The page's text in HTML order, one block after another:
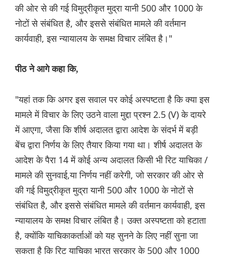
की ओर से की गई विमुद्रीकृत मुद्रा यानी 500 और 1000 के
नोटों से संबंधित है, और इससे संबंधित मामले की वर्तमान
कार्यवाही, इस न्यायालय के समक्ष विचार लंबित है।"
पीठ ने आगे कहा कि,
"यहां तक कि अगर इस सवाल पर कोई अस्पष्टता है कि क्या इस
मामले में विचार के लिए उठने वाला मुद्दा प्रश्न 2.5 (V) के दायरे
में आएगा, जैसा कि शीर्ष अदालत द्वारा आदेश के संदर्भ में बड़ी
बेंच द्वारा निर्णय के लिए तैयार किया गया था। शीर्ष अदालत के
आदेश के पैरा 14 में कोई अन्य अदालत किसी भी रिट याचिका /
मामले की सुनवाई,या निर्णय नहीं करेगी, जो सरकार की ओर से
की गई विमुद्रीकृत मुद्रा यानी 500 और 1000 के नोटों से
संबंधित है, और इससे संबंधित मामले की वर्तमान कार्यवाही, इस
न्यायालय के समक्ष विचार लंबित है। उक्त अस्पष्टता को हटाता
है, क्योंकि याचिकाकर्ताओं को यह सुनने के लिए नहीं सुना जा
सकता है कि रिट याचिका भारत सरकार के 500 और 1000